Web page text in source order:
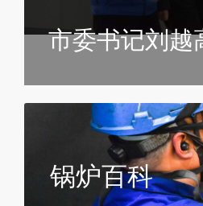
市委书记刘越
指导工作
锅炉百科